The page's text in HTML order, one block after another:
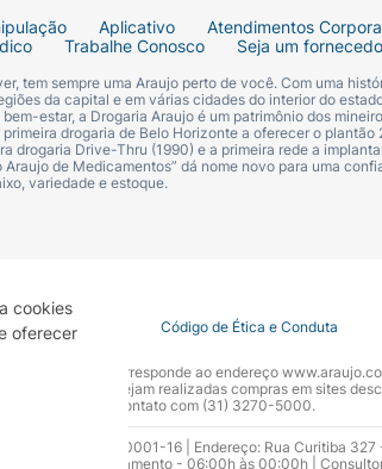
cookies
oferecer
Aplicativo Atendimentos
Trabalhe Conosco Seja um
tem sempre uma Araujo perto de você. Com uma
da capital e em várias cidades do interior do
estar, a Drogaria Araujo é um patrimônio dos
drogaria de Belo Horizonte a oferecer o
drogaria Drive-Thru (1990) e a primeira rede a
Araujo de Medicamentos” dá nome novo para uma
variedade e estoque.
Covid-19 Código de Ética e Conduta
seu site oficial corresponde ao endereço
que não sejam realizadas compras em sites
entrar em contato com (31) 3270-5000.
17.256.512.0001-16 | Endereço: Rua Curitiba
de funcionamento - 06:00h às 00:00h |